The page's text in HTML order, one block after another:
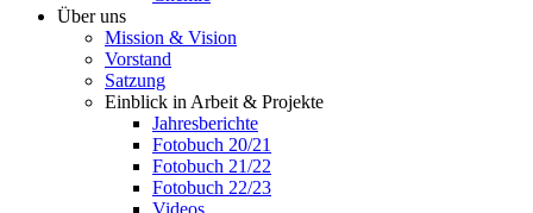
Über uns
Mission & Vision
Vorstand
Satzung
Einblick in Arbeit & Projekte
Jahresberichte
Fotobuch 20/21
Fotobuch 21/22
Fotobuch 22/23
Videos